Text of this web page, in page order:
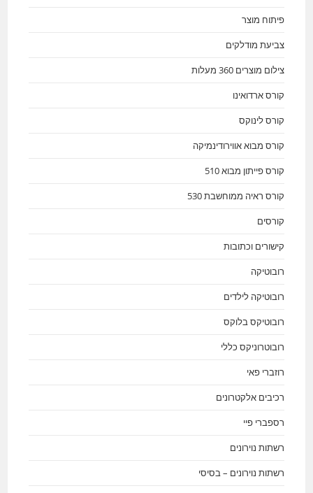
פיתוח מוצר
צביעת מודלקים
צילום מוצרים 360 מעלות
קורס ארדואינו
קורס לינוקס
קורס מבוא אווירודינמיקה
קורס פייתון מבוא 510
קורס ראיה ממוחשבת 530
קורסים
קישורים וכתובות
רובוטיקה
רובוטיקה לילדים
רובוטיקס בלוקס
רובוטרוניקס כללי
רוזברי פאי
רכיבים אלקטרונים
רספברי פיי
רשתות נוירונים
רשתות נוירונים – בסיסי